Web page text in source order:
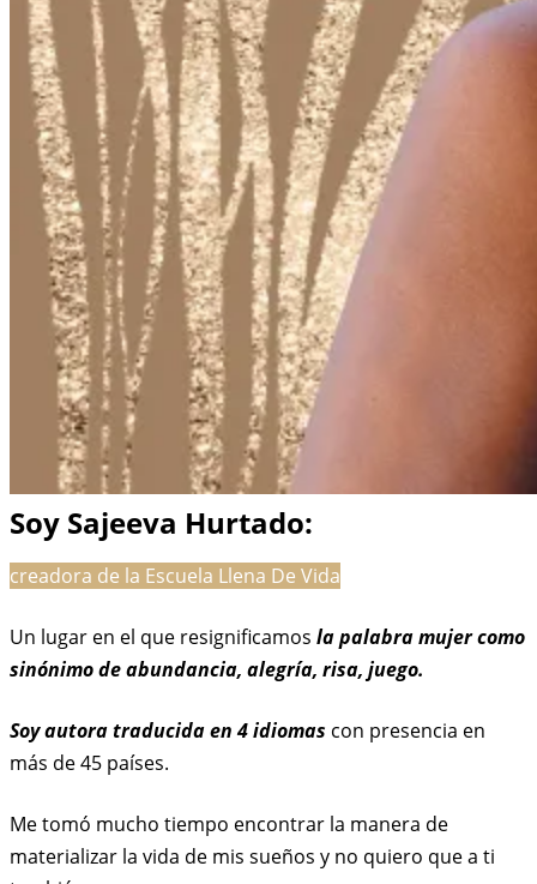
Soy Sajeeva Hurtado:
creadora de la Escuela Llena De Vida
Un lugar en el que resignificamos la palabra mujer como
sinónimo de abundancia, alegría, risa, juego.
Soy autora traducida en 4 idiomas con presencia en
más de 45 países.
Me tomó mucho tiempo encontrar la manera de
materializar la vida de mis sueños y no quiero que a ti